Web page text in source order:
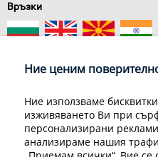
Връзки
За нас
Конфиденциалност на
Декларация за личните
Ние ценим
Ние използваме
изживяването Ви при
персонализирани
анализираме нашия